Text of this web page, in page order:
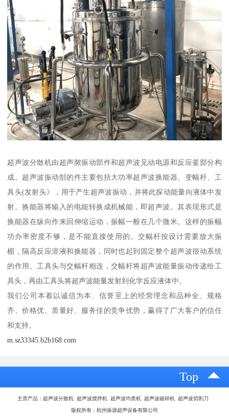
超声波分散机由超声脓振动部件和超声波见动电源和反应釜部分构
成。超声波振动郜的件主要包括大功率超声波换能器、变幅杆、工
具头(发射头》，用于产生超声波振动，并将此探动能量向液体中发
射。换能器将输入的电能转换成机械能，即超声波。其表现形式是
换能器在纵向作来回伸缩运动，振幅一般在几个微米。这样的振幅
功办率密度不够，是不能直接使用的。交幅杆按设计需要放大振
楣，隔高反应溶液和换能器，同时也起到固定整个超声波很动系统
的作用。工具头与交幅杆相连，交幅杆将超声波能量振动传递给工
具头，再由工具头将超声波能量发射到化学反应液体中。
我们公司本着以诚信为本、信誉至上的经营理念和品种全、规格
齐、价格优、质量好、服务佳的竞争优势，赢得了广大客户的信任
和支持。
m.sz33345.b2b168.com
Top
主营产品：超声波分散机 超声波搅拌机 超声波均质机 超声波破碎机 超声波切割刀
版权所有：杭州振源超声设备有限公司